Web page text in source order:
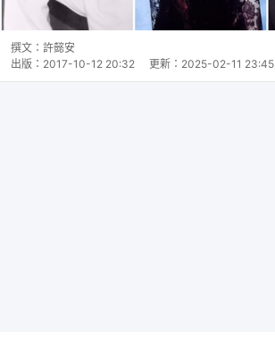
撰文： 許懿安
出版： 2017-10-12 20:32 更新： 2025-02-11 23:45